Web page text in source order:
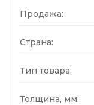
Продажа:
Страна:
Тип товара:
Толщина, мм: